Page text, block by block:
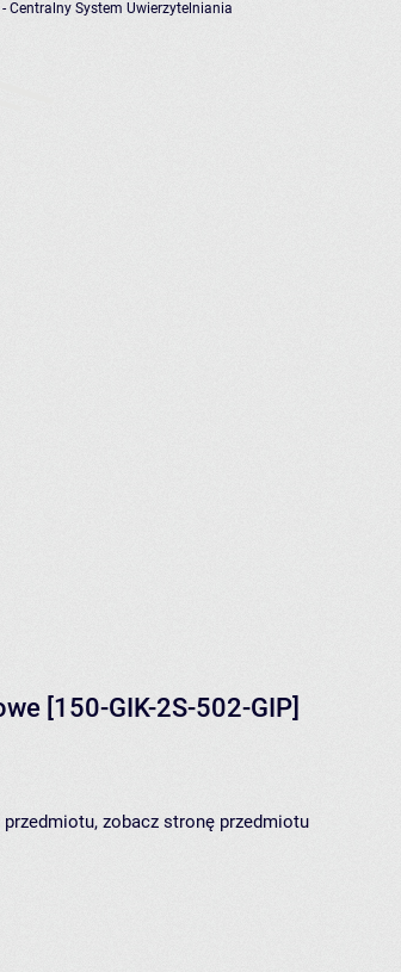
- Centralny System Uwierzytelniania
[150-GIK-2S-502-GIP]
zobacz stronę przedmiotu